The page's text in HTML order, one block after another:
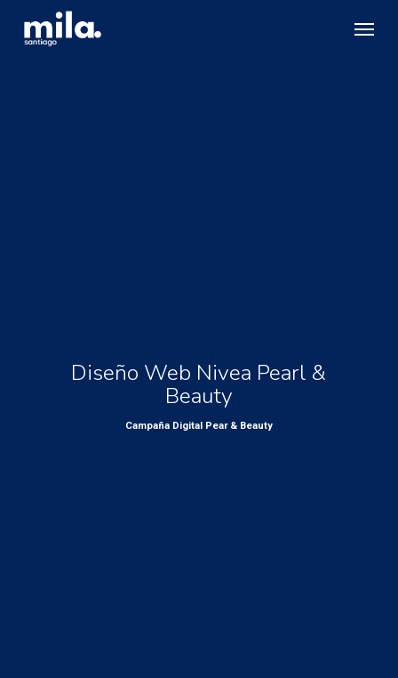
Diseño Web Nivea Pearl &
Beauty
Campaña Digital Pear & Beauty